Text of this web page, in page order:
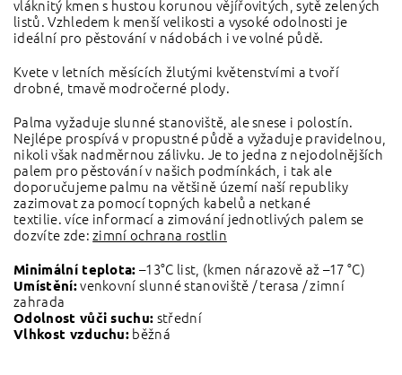
vláknitý kmen s hustou korunou vějířovitých, sytě zelených
listů. Vzhledem k menší velikosti a vysoké odolnosti je
ideální pro pěstování v nádobách i ve volné půdě.
Kvete v letních měsících žlutými květenstvími a tvoří
drobné, tmavě modročerné plody.
Palma vyžaduje slunné stanoviště, ale snese i polostín.
Nejlépe prospívá v propustné půdě a vyžaduje pravidelnou,
nikoli však nadměrnou zálivku. Je to jedna z nejodolnějších
palem pro pěstování v našich podmínkách, i tak ale
doporučujeme palmu na většině území naší republiky
zazimovat za pomocí topných kabelů a netkané
textilie. více informací a zimování jednotlivých palem se
dozvíte zde:zimní ochrana rostlin
Minimální teplota: –13°C list, (kmen nárazově až –17 °C)
Umístění:venkovní slunné stanoviště / terasa / zimní
zahrada
Odolnost vůči suchu: střední
Vlhkost vzduchu: běžná